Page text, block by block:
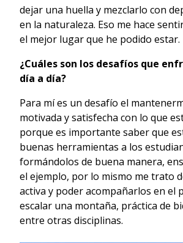
dejar una huella y mezclarlo con
en la naturaleza. Eso me hace
el mejor lugar que he podido estar.
¿Cuáles son los desafíos que
día a día?
Para mí es un desafío el
motivada y satisfecha con lo que
porque es importante saber que
buenas herramientas a los
formándolos de buena manera,
el ejemplo, por lo mismo me trato
activa y poder acompañarlos en el
escalar una montaña, práctica de
entre otras disciplinas.